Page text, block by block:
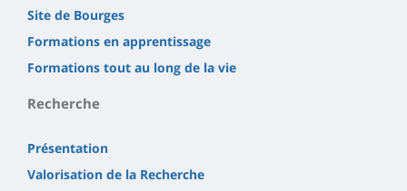
Site de Bourges
Formations en apprentissage
Formations tout au long de la vie
Recherche
Présentation
Valorisation de la Recherche